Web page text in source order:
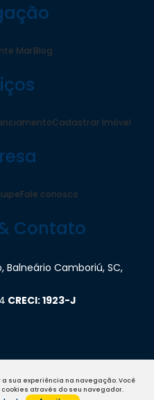
sua experiência na navegação.Você
através do seu navegador.
MarBlog
Cadastrar Imóvel
Fale conosco
Contato
, Balneário Camboriú, SC,
CRECI: 1923-J